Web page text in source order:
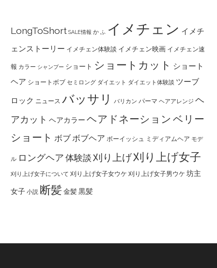
LongToShort SALE情報 か ふ イメチェン イメチ
ェンストーリー イメチェン体験談 イメチェン映画 イメチェン速
報 カラー シャンプー ショート ショートカット ショート
ヘア ショートボブ セミロング ダイエット ダイエット体験談 ツーブ
ロック ニュース バッサリ バリカン パーマ ヘアアレンジ ヘ
アカット ヘアカラー ヘアドネーション ベリー
ショート ボブボブヘア ボーイッシュ ミディアムヘア モデ
ル ロングヘア 体験談 刈り上げ刈り上げ女子
刈り上げ女子について 刈り上げ女子女ウケ 刈り上げ女子男ウケ 坊主
女子 小説 断髪 金髪 黒髪